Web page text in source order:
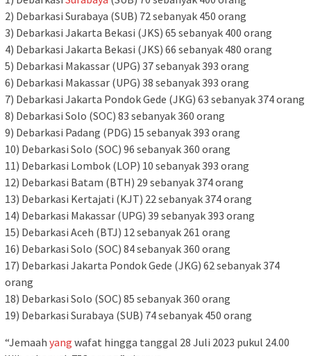
2) Debarkasi Surabaya (SUB) 72 sebanyak 450 orang
3) Debarkasi Jakarta Bekasi (JKS) 65 sebanyak 400 orang
4) Debarkasi Jakarta Bekasi (JKS) 66 sebanyak 480 orang
5) Debarkasi Makassar (UPG) 37 sebanyak 393 orang
6) Debarkasi Makassar (UPG) 38 sebanyak 393 orang
7) Debarkasi Jakarta Pondok Gede (JKG) 63 sebanyak 374 orang
8) Debarkasi Solo (SOC) 83 sebanyak 360 orang
9) Debarkasi Padang (PDG) 15 sebanyak 393 orang
10) Debarkasi Solo (SOC) 96 sebanyak 360 orang
11) Debarkasi Lombok (LOP) 10 sebanyak 393 orang
12) Debarkasi Batam (BTH) 29 sebanyak 374 orang
13) Debarkasi Kertajati (KJT) 22 sebanyak 374 orang
14) Debarkasi Makassar (UPG) 39 sebanyak 393 orang
15) Debarkasi Aceh (BTJ) 12 sebanyak 261 orang
16) Debarkasi Solo (SOC) 84 sebanyak 360 orang
17) Debarkasi Jakarta Pondok Gede (JKG) 62 sebanyak 374
orang
18) Debarkasi Solo (SOC) 85 sebanyak 360 orang
19) Debarkasi Surabaya (SUB) 74 sebanyak 450 orang
“Jemaah yang wafat hingga tanggal 28 Juli 2023 pukul 24.00